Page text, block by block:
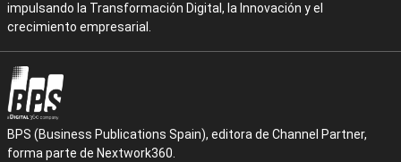
impulsando la Transformación Digital, la Innovación y el
crecimiento empresarial.
BPS (Business Publications Spain), editora de Channel Partner,
forma parte de Nextwork360.